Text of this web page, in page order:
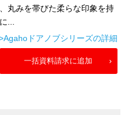
丸みを帯びた柔らな印象を持
...
ドアノブシリーズの詳細
一括資料請求に追加